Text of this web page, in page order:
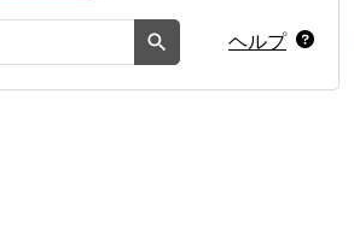
ヘルプ